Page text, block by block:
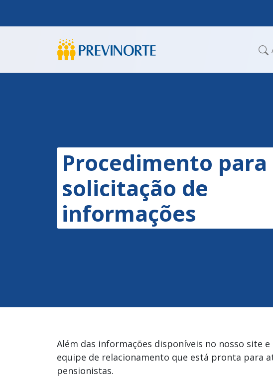
Procedimento para
solicitação de
informações
Além das informações disponíveis no nosso site
equipe de relacionamento que está pronta para
pensionistas.